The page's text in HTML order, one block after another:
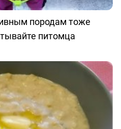
породам тоже
питомца